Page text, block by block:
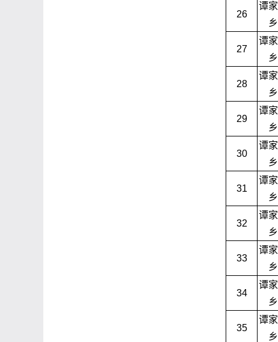
26
谭
乡
27
谭
乡
28
谭
乡
29
谭
乡
30
谭
乡
31
谭
乡
32
谭
乡
33
谭
乡
34
谭
乡
35
谭
乡